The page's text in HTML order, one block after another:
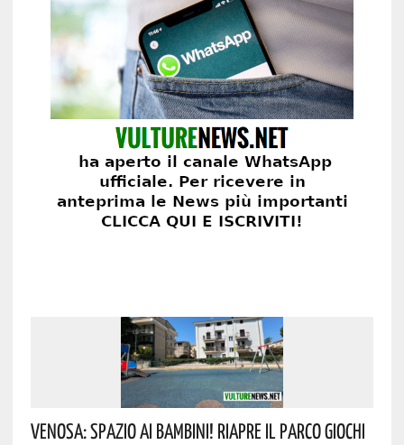
Venosa: Spazio Ai Bambini! Riapre Il Parco Giochi